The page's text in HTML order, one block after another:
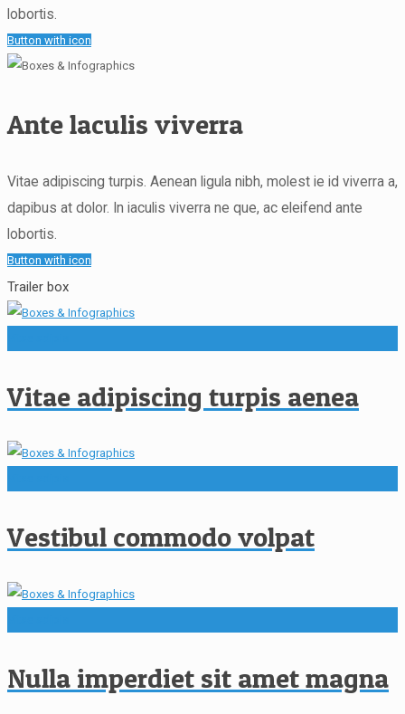
lobortis.
Button with icon
Ante laculis viverra
Vitae adipiscing turpis. Aenean ligula nibh, molest ie id viverra a,
dapibus at dolor. In iaculis viverra ne que, ac eleifend ante
lobortis.
Button with icon
Trailer box
Vitae adipiscing turpis aenea
Vestibul commodo volpat
Nulla imperdiet sit amet magna